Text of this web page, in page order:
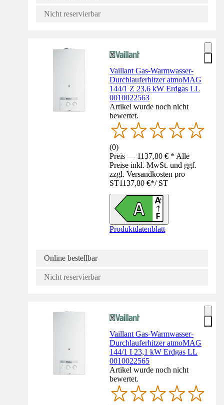
Nicht reservierbar
Vaillant Gas-Warmwasser-
Durchlauferhitzer atmoMAG
144/1 Z 23,6 kW Erdgas LL
0010022563
Artikel wurde noch nicht
bewertet.
(0)
Preis — 1137,80 € * Alle
Preise inkl. MwSt. und ggf.
zzgl. Versandkosten pro
ST1137,80 €*/ ST
Produktdatenblatt
Online bestellbar
Nicht reservierbar
Vaillant Gas-Warmwasser-
Durchlauferhitzer atmoMAG
144/1 I 23,1 kW Erdgas LL
0010022565
Artikel wurde noch nicht
bewertet.